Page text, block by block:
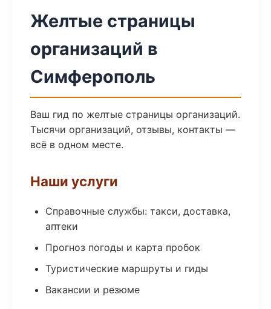
Желтые страницы
организаций в
Симферополь
Ваш гид по желтые страницы организаций.
Тысячи организаций, отзывы, контакты —
всё в одном месте.
Наши услуги
Справочные службы: такси, доставка,
аптеки
Прогноз погоды и карта пробок
Туристические маршруты и гиды
Вакансии и резюме